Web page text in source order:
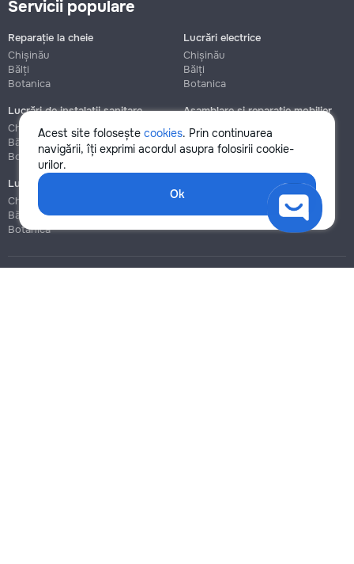
Acest site folosește cookies. Prin continuarea
navigării, îți exprimi acordul asupra folosirii cookie-
urilor.
Ok
Servicii populare
Reparație la cheie
Chișinău
Bălți
Botanica
Lucrări electrice
Chișinău
Bălți
Botanica
Lucrări de instalații sanitare
Chișinău
Bălți
Botanica
Asamblare și reparație mobilier
Chișinău
Botanica
Lucrări de construcție și instalare
Chișinău
Bălți
Botanica